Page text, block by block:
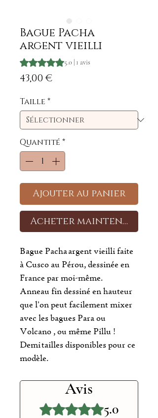
Bague Pacha
argent vieilli
La note est de 5.0 sur cinq étoiles selon
5.0 | 1 avis
43,00 €Prix
Taille *
Quantité *
Ajouter au panier
Acheter maintenant
Bague Pacha argent vieilli faite
à Cusco au Pérou, dessinée en
France par moi-même.
Anneau fin dessiné en hauteur
que l'on peut facilement mixer
avec les bagues Para ou
Volcano , ou même Pillu !
Demi tailles disponibles pour ce
modèle.
Avis
Noté 5 sur 5. 5.0